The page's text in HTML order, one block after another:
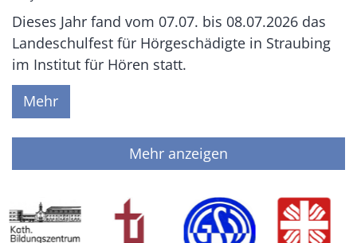
Dieses Jahr fand vom 07.07. bis 08.07.2026 das
Landeschulfest für Hörgeschädigte in Straubing
im Institut für Hören statt.
Mehr
Mehr anzeigen